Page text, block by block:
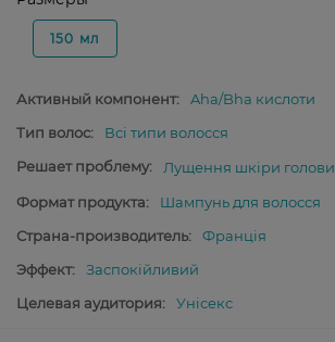
150 мл
Активный компонент:
Aha/Bha кислоти
Тип волос:
Всі типи волосся
Решает проблему:
Лущення шкіри голови
Формат продукта:
Шампунь для волосся
Страна-производитель:
Франція
Эффект:
Заспокійливий
Целевая аудитория:
Унісекс